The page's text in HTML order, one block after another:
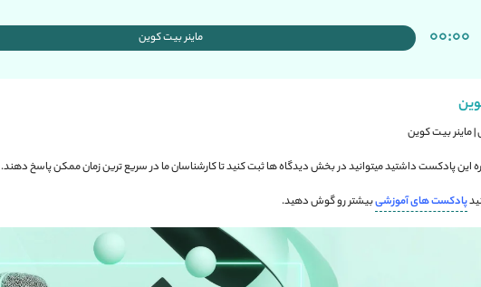
00:00 ماینر بیت کوین
بیت کوین
این پادکست داشتید میتوانید در بخش دیدگاه ها ثبت کنید تا کارشناسان ما در سریع ترین زمان ممکن پاسخ دهند.
پادکست های آموزشیبیشتر رو گوش دهید.